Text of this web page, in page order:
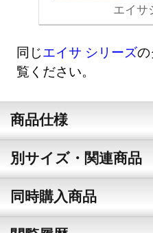
エイサ
同じエイサ シリーズ
覧ください。
商品仕様
別サイズ・関連商品
同時購入商品